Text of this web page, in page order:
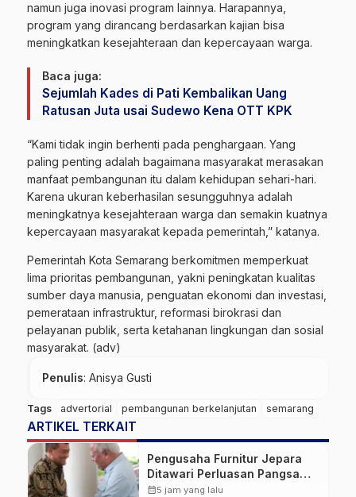
namun juga inovasi program lainnya. Harapannya,
program yang dirancang berdasarkan kajian bisa
meningkatkan kesejahteraan dan kepercayaan warga.
Baca juga:
Sejumlah Kades di Pati Kembalikan Uang
Ratusan Juta usai Sudewo Kena OTT KPK
“Kami tidak ingin berhenti pada penghargaan. Yang
paling penting adalah bagaimana masyarakat merasakan
manfaat pembangunan itu dalam kehidupan sehari-hari.
Karena ukuran keberhasilan sesungguhnya adalah
meningkatnya kesejahteraan warga dan semakin kuatnya
kepercayaan masyarakat kepada pemerintah,” katanya.
Pemerintah Kota Semarang berkomitmen memperkuat
lima prioritas pembangunan, yakni peningkatan kualitas
sumber daya manusia, penguatan ekonomi dan investasi,
pemerataan infrastruktur, reformasi birokrasi dan
pelayanan publik, serta ketahanan lingkungan dan sosial
masyarakat. (adv)
Penulis: Anisya Gusti
Tags advertorial pembangunan berkelanjutan semarang
ARTIKEL TERKAIT
Pengusaha Furnitur Jepara
Ditawari Perluasan Pangsa
Pasar Hingga ke IKN
calendar_month5 jam yang lalu